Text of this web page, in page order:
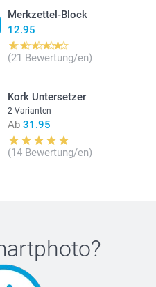
Merkzettel-Block
12.95
(21 Bewertung/en)
Kork Untersetzer
2 Varianten
Ab 31.95
(14 Bewertung/en)
?